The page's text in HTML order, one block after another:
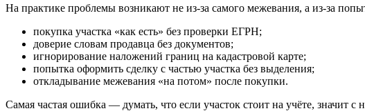
На практике проблемы возникают не из-за самого межевания, а из-за
покупка участка «как есть» без проверки ЕГРН;
доверие словам продавца без документов;
игнорирование наложений границ на кадастровой карте;
попытка оформить сделку с частью участка без выделения;
откладывание межевания «на потом» после покупки.
Самая частая ошибка — думать, что если участок стоит на учёте, значит с